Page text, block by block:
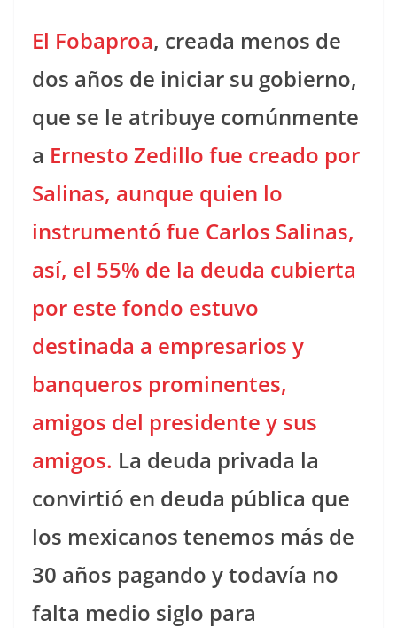
El Fobaproa, creada menos de
dos años de iniciar su gobierno,
que se le atribuye comúnmente
a Ernesto Zedillo fue creado por
Salinas, aunque quien lo
instrumentó fue Carlos Salinas,
así, el 55% de la deuda cubierta
por este fondo estuvo
destinada a empresarios y
banqueros prominentes,
amigos del presidente y sus
amigos. La deuda privada la
convirtió en deuda pública que
los mexicanos tenemos más de
30 años pagando y todavía no
falta medio siglo para